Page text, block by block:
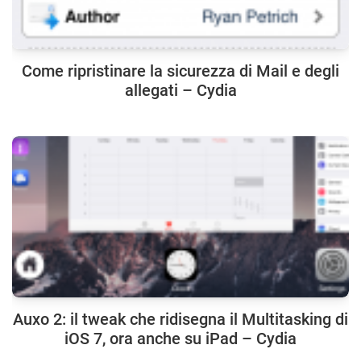
Come ripristinare la sicurezza di Mail e degli
allegati – Cydia
Auxo 2: il tweak che ridisegna il Multitasking di
iOS 7, ora anche su iPad – Cydia